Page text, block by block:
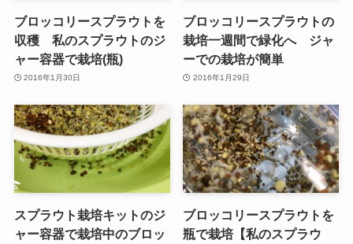
ブロッコリースプラウトを
収穫 私のスプラウトのジ
ャー容器で栽培(瓶)
2016年1月30日
ブロッコリースプラウトの
栽培一週間で緑化へ ジャ
ーでの栽培が簡単
2016年1月29日
スプラウト栽培キットのジ
ャー容器で栽培中のブロッ
ブロッコリースプラウトを
瓶で栽培【私のスプラウ